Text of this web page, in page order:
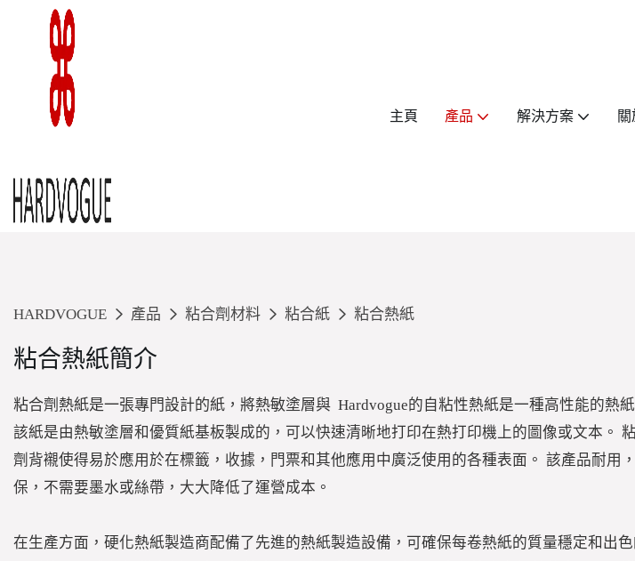
主頁 產品 解決方案
HARDVOGUE 產品 粘合劑材料 粘合紙 粘合熱紙
粘合熱紙簡介
粘合劑熱紙是一張專門設計的紙，將熱敏塗層與 Hardvogue的自粘性熱紙是一種高性能的熱紙
該紙是由熱敏塗層和優質紙基板製成的，可以快速清晰地打印在熱打印機上的圖像或文本。
劑背襯使得易於應用於在標籤，收據，門票和其他應用中廣泛使用的各種表面。 該產品耐用
保，不需要墨水或絲帶，大大降低了運營成本。
在生產方面，硬化熱紙製造商配備了先進的熱紙製造設備，可確保每卷熱紙的質量穩定和出